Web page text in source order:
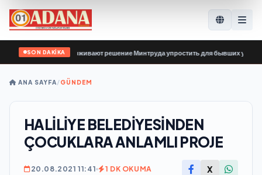
SON DAKİKA
России» поддерживают решение Минтруда упростить для бывших
ANA SAYFA/GÜNDEM
HALİLİYE BELEDİYESİNDEN
ÇOCUKLARA ANLAMLI PROJE
20.08.2021 11:41 1 DK OKUMA X